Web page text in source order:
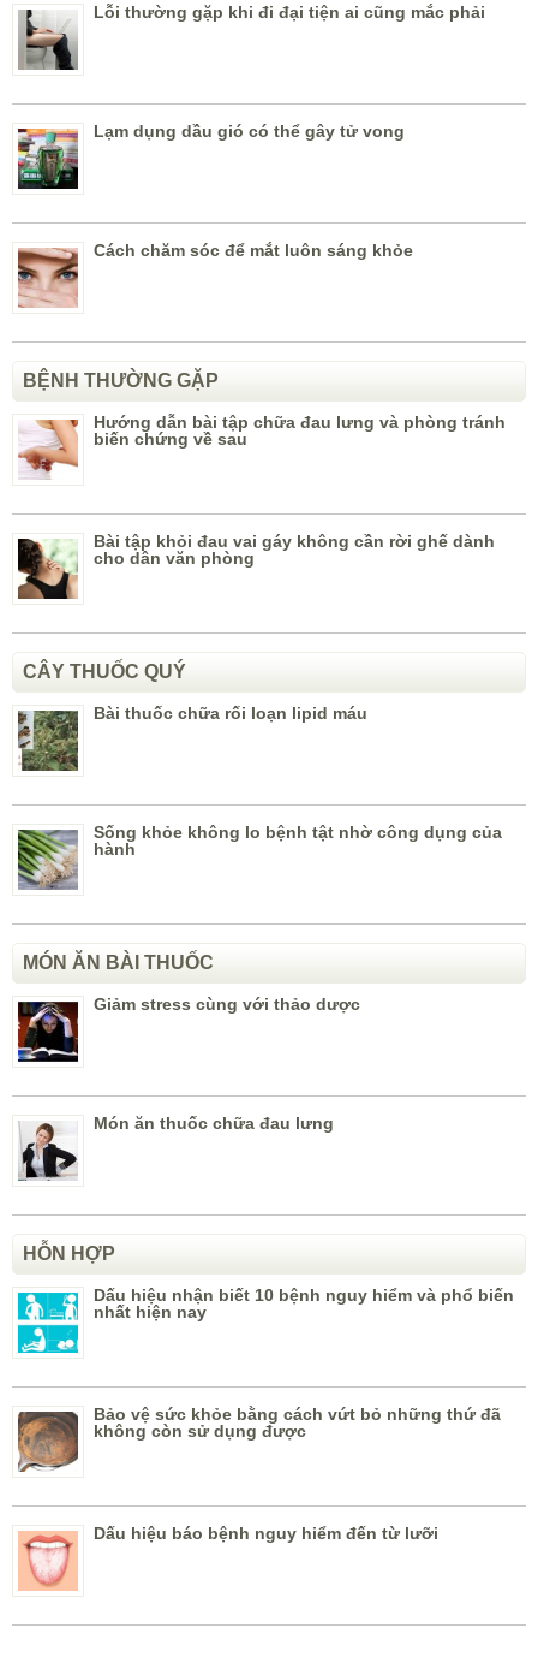
Lỗi thường gặp khi đi đại tiện ai cũng mắc phải
Lạm dụng dầu gió có thể gây tử vong
Cách chăm sóc để mắt luôn sáng khỏe
BỆNH THƯỜNG GẶP
Hướng dẫn bài tập chữa đau lưng và phòng tránh
biến chứng về sau
Bài tập khỏi đau vai gáy không cần rời ghế dành
cho dân văn phòng
CÂY THUỐC QUÝ
Bài thuốc chữa rối loạn lipid máu
Sống khỏe không lo bệnh tật nhờ công dụng của
hành
MÓN ĂN BÀI THUỐC
Giảm stress cùng với thảo dược
Món ăn thuốc chữa đau lưng
HỖN HỢP
Dấu hiệu nhận biết 10 bệnh nguy hiểm và phổ biến
nhất hiện nay
Bảo vệ sức khỏe bằng cách vứt bỏ những thứ đã
không còn sử dụng được
Dấu hiệu báo bệnh nguy hiểm đến từ lưỡi